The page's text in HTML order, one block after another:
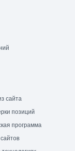
сайта
позиций
программа